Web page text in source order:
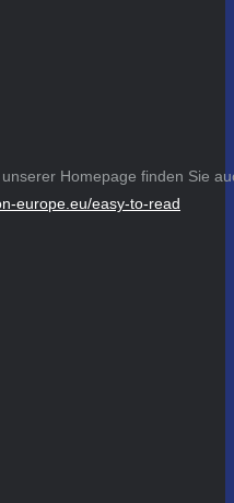
Homepage finden Sie
europe.eu/easy-to-read